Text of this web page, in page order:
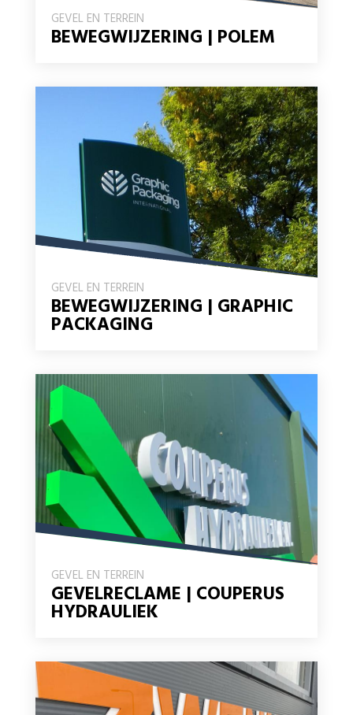
GEVEL EN TERREIN
BEWEGWIJZERING | POLEM
GEVEL EN TERREIN
BEWEGWIJZERING | GRAPHIC
PACKAGING
GEVEL EN TERREIN
GEVELRECLAME | COUPERUS
HYDRAULIEK